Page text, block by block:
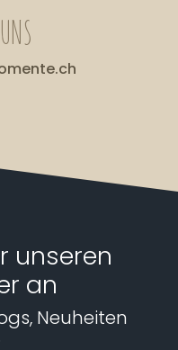
unseren
an
Neuheiten